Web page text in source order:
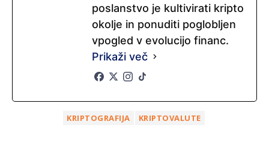
poslanstvo je kultivirati kripto
okolje in ponuditi poglobljen
vpogled v evolucijo financ.
Prikaži več
KRIPTOGRAFIJA KRIPTOVALUTE